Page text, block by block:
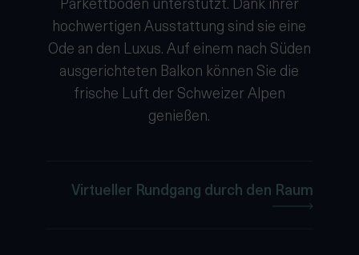
Parkettboden unterstützt. Dank ihrer
hochwertigen Ausstattung sind sie eine
Ode an den Luxus. Auf einem nach Süden
ausgerichteten Balkon können Sie die
frische Luft der Schweizer Alpen
genießen.
Virtueller Rundgang durch den Raum